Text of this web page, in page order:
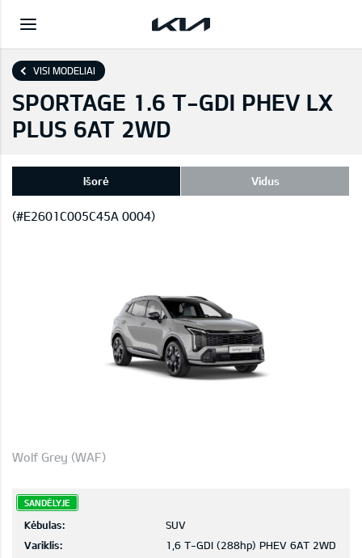
VISI MODELIAI
SPORTAGE 1.6 T-GDI PHEV LX
PLUS 6AT 2WD
Išorė Vidus
(#E2601C005C45A 0004)
Wolf Grey (WAF)
SANDĖLYJE
Kėbulas:
SUV
Variklis:
1,6 T-GDI (288hp) PHEV 6AT 2WD